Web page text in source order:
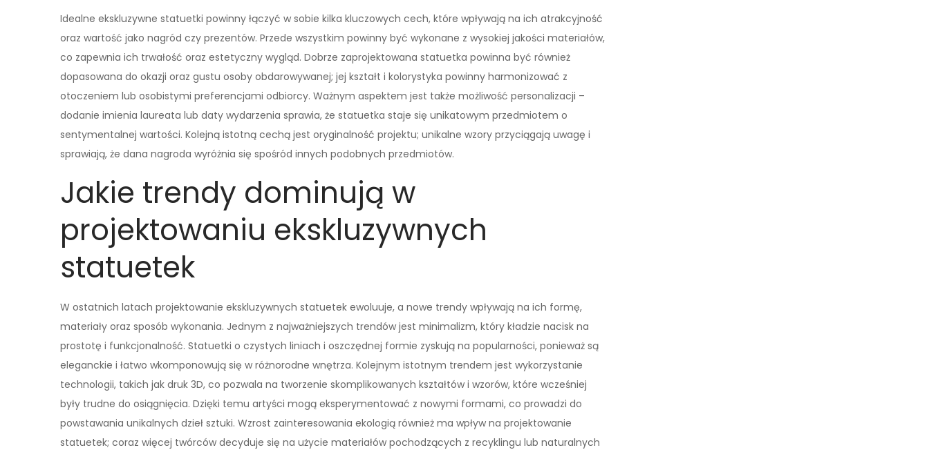
Idealne ekskluzywne statuetki powinny łączyć w sobie kilka kluczowych cech, które wpływają na ich atrakcyjność
oraz wartość jako nagród czy prezentów. Przede wszystkim powinny być wykonane z wysokiej jakości materiałów,
co zapewnia ich trwałość oraz estetyczny wygląd. Dobrze zaprojektowana statuetka powinna być również
dopasowana do okazji oraz gustu osoby obdarowywanej; jej kształt i kolorystyka powinny harmonizować z
otoczeniem lub osobistymi preferencjami odbiorcy. Ważnym aspektem jest także możliwość personalizacji –
dodanie imienia laureata lub daty wydarzenia sprawia, że statuetka staje się unikatowym przedmiotem o
sentymentalnej wartości. Kolejną istotną cechą jest oryginalność projektu; unikalne wzory przyciągają uwagę i
sprawiają, że dana nagroda wyróżnia się spośród innych podobnych przedmiotów.
Jakie trendy dominują w
projektowaniu ekskluzywnych
statuetek
W ostatnich latach projektowanie ekskluzywnych statuetek ewoluuje, a nowe trendy wpływają na ich formę,
materiały oraz sposób wykonania. Jednym z najważniejszych trendów jest minimalizm, który kładzie nacisk na
prostotę i funkcjonalność. Statuetki o czystych liniach i oszczędnej formie zyskują na popularności, ponieważ są
eleganckie i łatwo wkomponowują się w różnorodne wnętrza. Kolejnym istotnym trendem jest wykorzystanie
technologii, takich jak druk 3D, co pozwala na tworzenie skomplikowanych kształtów i wzorów, które wcześniej
były trudne do osiągnięcia. Dzięki temu artyści mogą eksperymentować z nowymi formami, co prowadzi do
powstawania unikalnych dzieł sztuki. Wzrost zainteresowania ekologią również ma wpływ na projektowanie
statuetek; coraz więcej twórców decyduje się na użycie materiałów pochodzących z recyklingu lub naturalnych